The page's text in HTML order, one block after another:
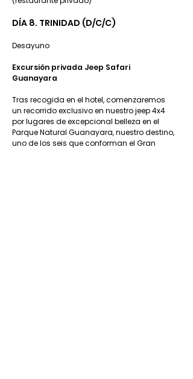
DÍA 8. TRINIDAD (D/C/C)
Desayuno
Excursión privada Jeep Safari
Guanayara
Tras recogida en el hotel, comenzaremos
un recorrido exclusivo en nuestro jeep 4x4
por lugares de excepcional belleza en el
Parque Natural Guanayara, nuestro destino,
uno de los seis que conforman el Gran